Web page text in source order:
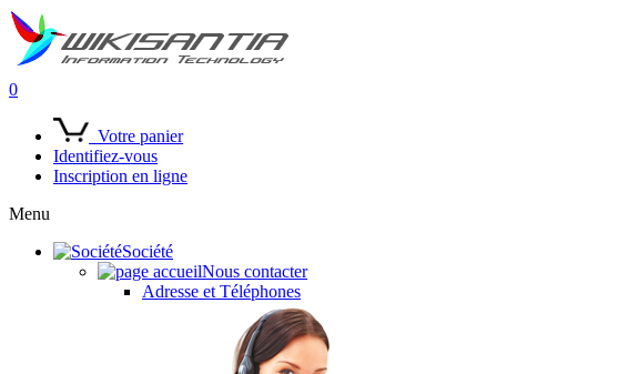
0
Votre panier
Identifiez-vous
Inscription en ligne
Menu
Société
Nous contacter
Adresse et Téléphones